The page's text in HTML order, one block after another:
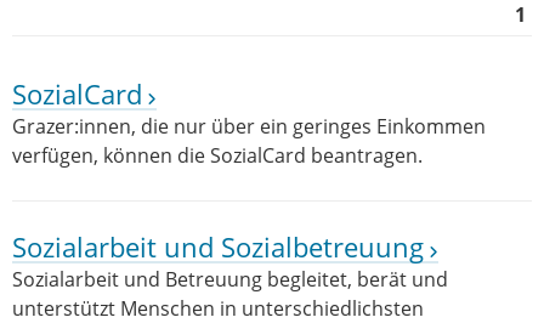
1
SozialCard
Grazer:innen, die nur über ein geringes Einkommen
verfügen, können die SozialCard beantragen.
Sozialarbeit und Sozialbetreuung
Sozialarbeit und Betreuung begleitet, berät und
unterstützt Menschen in unterschiedlichsten